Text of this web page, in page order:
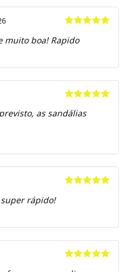
de 5
muito boa! Rapido
de 5
as sandálias
super rápido!